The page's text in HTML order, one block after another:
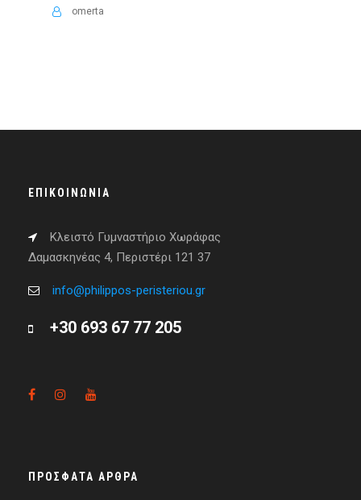
omerta
ΕΠΙΚΟΙΝΩΝΊΑ
Κλειστό Γυμναστήριο Χωράφας
Δαμασκηνέας 4, Περιστέρι 121 37
info@philippos-peristeriou.gr
+30 693 67 77 205
ΠΡΌΣΦΑΤΑ ΆΡΘΡΑ